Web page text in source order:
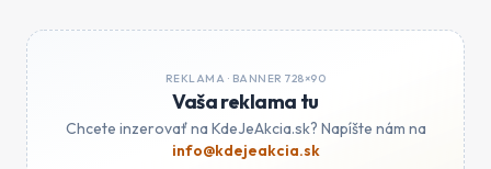
REKLAMA · BANNER 728×90
Vaša reklama tu
Chcete inzerovať na KdeJeAkcia.sk? Napíšte nám na
info@kdejeakcia.sk